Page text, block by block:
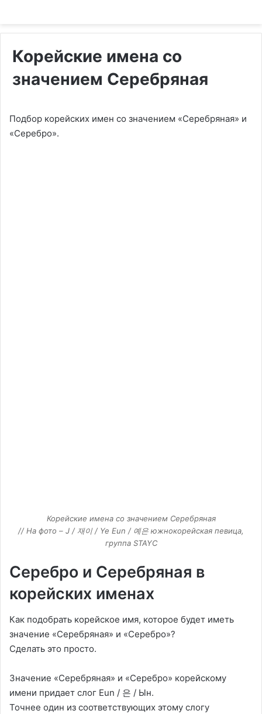
Корейские имена со
значением Серебряная
Подбор корейских имен со значением «Серебряная» и
«Серебро».
Корейские имена со значением Серебряная
// На фото – J / 재이 / Ye Eun / 예은 южнокорейская певица,
группа STAYC
Серебро и Серебряная в
корейских именах
Как подобрать корейское имя, которое будет иметь
значение «Серебряная» и «Серебро»?
Сделать это просто.
Значение «Серебряная» и «Серебро» корейскому
имени придает слог Eun / 은 / Ын.
Точнее один из соответствующих этому слогу